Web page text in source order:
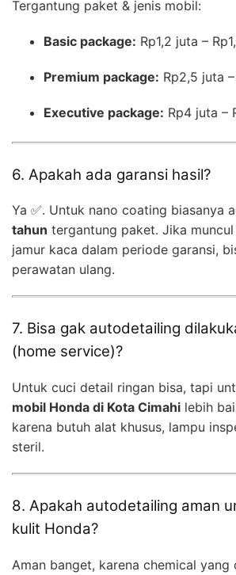
Tergantung paket & jenis mobil:
Basic package: Rp1,2 juta –
Premium package: Rp2,5 juta
Executive package: Rp4 juta –
6. Apakah ada garansi hasil?
Ya ✅. Untuk nano coating biasanya
tahun tergantung paket. Jika
jamur kaca dalam periode garansi,
perawatan ulang.
7. Bisa gak autodetailing
(home service)?
Untuk cuci detail ringan bisa, tapi
mobil Honda di Kota Cimahi lebih
karena butuh alat khusus, lampu
steril.
8. Apakah autodetailing aman
kulit Honda?
Aman banget, karena chemical yang